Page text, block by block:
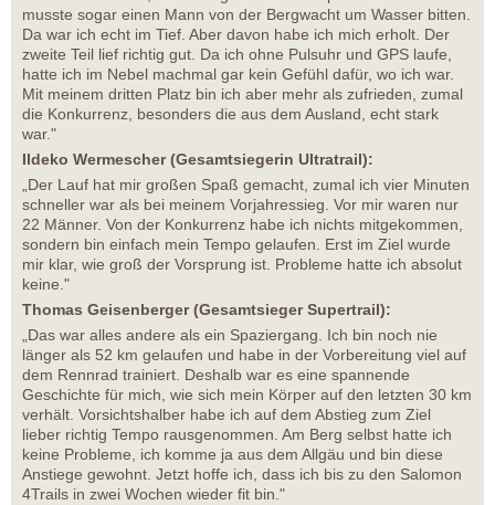
musste sogar einen Mann von der Bergwacht um Wasser bitten.
Da war ich echt im Tief. Aber davon habe ich mich erholt. Der
zweite Teil lief richtig gut. Da ich ohne Pulsuhr und GPS laufe,
hatte ich im Nebel machmal gar kein Gefühl dafür, wo ich war.
Mit meinem dritten Platz bin ich aber mehr als zufrieden, zumal
die Konkurrenz, besonders die aus dem Ausland, echt stark
war."
Ildeko Wermescher (Gesamtsiegerin Ultratrail):
„Der Lauf hat mir großen Spaß gemacht, zumal ich vier Minuten
schneller war als bei meinem Vorjahressieg. Vor mir waren nur
22 Männer. Von der Konkurrenz habe ich nichts mitgekommen,
sondern bin einfach mein Tempo gelaufen. Erst im Ziel wurde
mir klar, wie groß der Vorsprung ist. Probleme hatte ich absolut
keine."
Thomas Geisenberger (Gesamtsieger Supertrail):
„Das war alles andere als ein Spaziergang. Ich bin noch nie
länger als 52 km gelaufen und habe in der Vorbereitung viel auf
dem Rennrad trainiert. Deshalb war es eine spannende
Geschichte für mich, wie sich mein Körper auf den letzten 30 km
verhält. Vorsichtshalber habe ich auf dem Abstieg zum Ziel
lieber richtig Tempo rausgenommen. Am Berg selbst hatte ich
keine Probleme, ich komme ja aus dem Allgäu und bin diese
Anstiege gewohnt. Jetzt hoffe ich, dass ich bis zu den Salomon
4Trails in zwei Wochen wieder fit bin."